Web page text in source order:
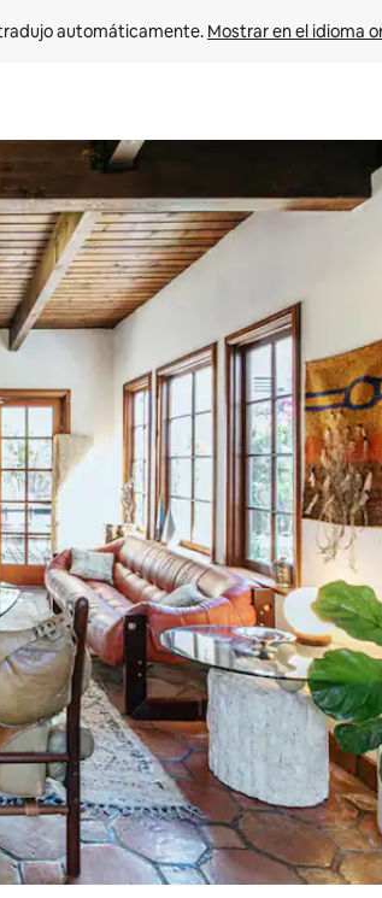
automáticamente. Mostrar en el idioma
arriba y hacia abajo o explora con el tacto